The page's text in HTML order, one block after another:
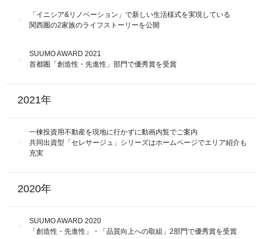
「イニシア&リノベーション」で新しい⽣活様式を実現している
関西圏の2家族のライフストーリーを公開
SUUMO AWARD 2021
首都圏「創造性・先進性」部門で優秀賞を受賞
2021年
一棟投資用不動産を現地に行かずに動画内覧でご案内
共同出資型「セレサージュ」シリーズはホームページでエリア紹介も
充実
2020年
SUUMO AWARD 2020
「創造性・先進性」・「品質向上への取組」2部門で優秀賞を受賞